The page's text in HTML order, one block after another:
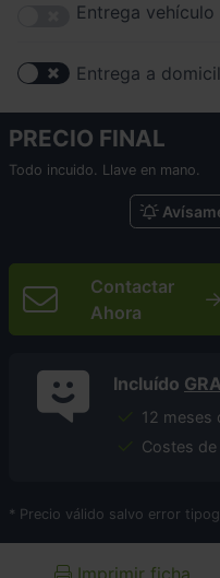
Entrega
Entrega a
PRECIO FINAL
Todo incuido. Llave en mano.
Contactar
Ahora
Incluído
12 meses
Costes
* Precio válido salvo error
Imprimir ficha